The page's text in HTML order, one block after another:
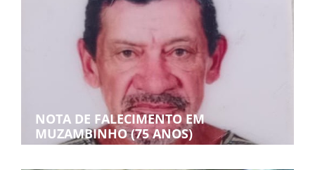
NOTA DE FALECIMENTO EM
MUZAMBINHO (75 ANOS)